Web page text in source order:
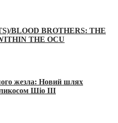
BLOOD BROTHERS: THE
THE OCU
жезла: Новий шлях
Шіо III